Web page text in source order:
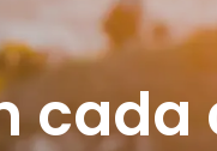
cada